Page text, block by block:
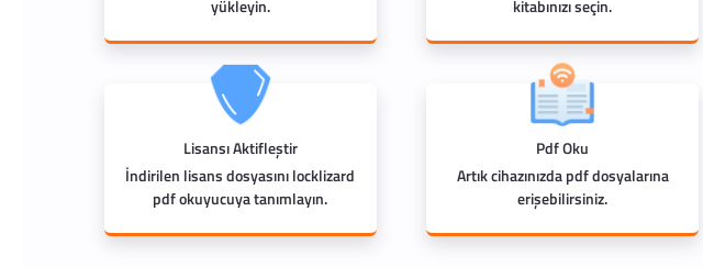
yükleyin.
kitabınızı seçin.
Lisansı Aktifleştir
İndirilen lisans dosyasını locklizard
pdf okuyucuya tanımlayın.
Pdf Oku
Artık cihazınızda pdf dosyalarına
erişebilirsiniz.